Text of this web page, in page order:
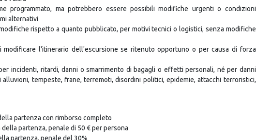
di più tour Norma Vacanze. È da prevedere che alcuni membri del gruppo si
e l'altra
programmato, ma potrebbero essere possibili modifiche urgenti o condizioni
alternativi
rispetto a quanto pubblicato, per motivi tecnici o logistici, senza modifiche
modificare l'itinerario dell'escursione se ritenuto opportuno o per causa di forza
incidenti, ritardi, danni o smarrimento di bagagli o effetti personali, né per danni
tempeste, frane, terremoti, disordini politici, epidemie, attacchi terroristici,
partenza con rimborso completo